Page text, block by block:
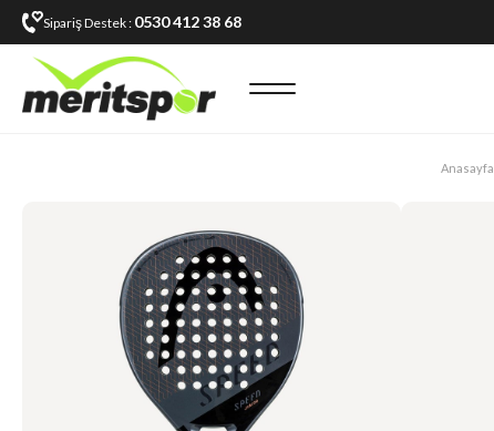
Sipariş Destek : 0530 412 38 68
Anasayfa